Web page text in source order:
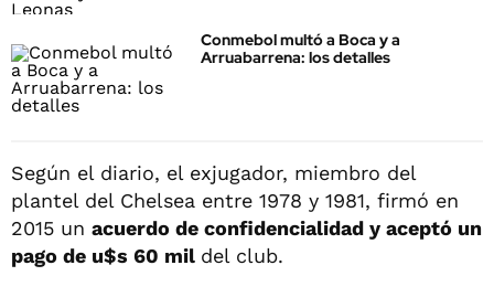
Conmebol multó a Boca y a
Arruabarrena: los detalles
Según el diario, el exjugador, miembro del
plantel del Chelsea entre 1978 y 1981, firmó en
2015 un acuerdo de confidencialidad y aceptó un
pago de u$s 60 mil del club.